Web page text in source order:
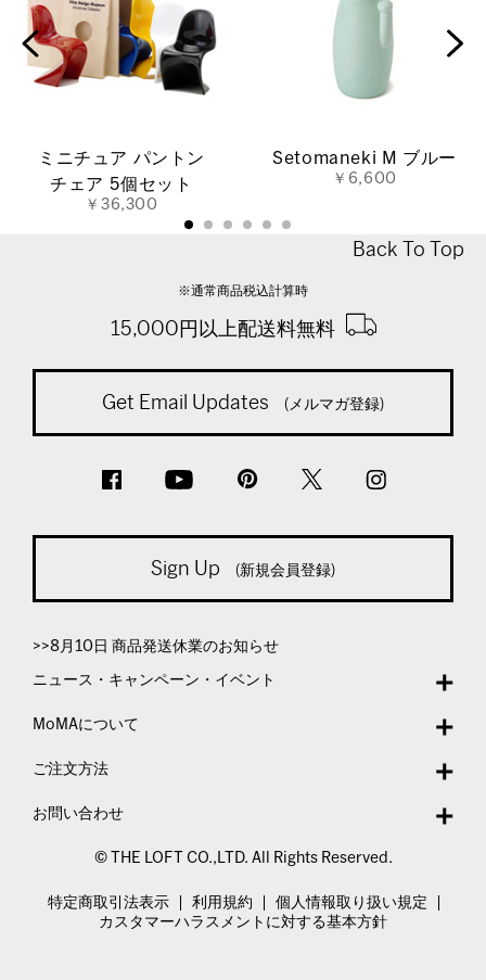
ミニチュア パントン
チェア 5個セット
￥36,300
Setomaneki M ブルー
￥6,600
Back To Top
※通常商品税込計算時
15,000円以上配送料無料
Get Email Updates (メルマガ登録)
Sign Up (新規会員登録)
>>8月10日 商品発送休業のお知らせ
ニュース・キャンペーン・イベント
MoMAについて
ご注文方法
お問い合わせ
© THE LOFT CO.,LTD. All Rights Reserved.
特定商取引法表示 利用規約
個人情報取り扱い規定
カスタマーハラスメントに対する基本方針